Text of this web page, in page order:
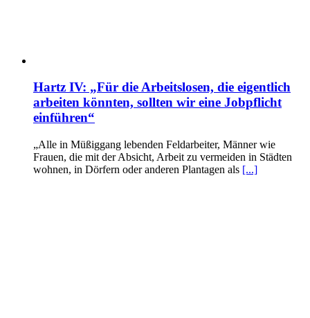
Hartz IV: „Für die Arbeitslosen, die eigentlich
arbeiten könnten, sollten wir eine Jobpflicht
einführen“
„Alle in Müßiggang lebenden Feldarbeiter, Männer wie
Frauen, die mit der Absicht, Arbeit zu vermeiden in Städten
wohnen, in Dörfern oder anderen Plantagen als [...]